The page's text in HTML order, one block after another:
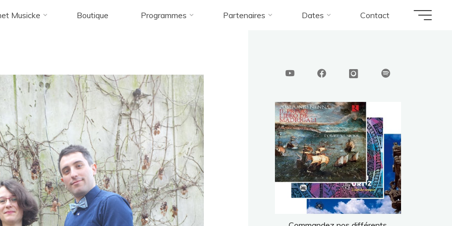
Musicke Boutique Programmes Partenaires Dates Contact
AccueilDSCF6471 DSCF6471